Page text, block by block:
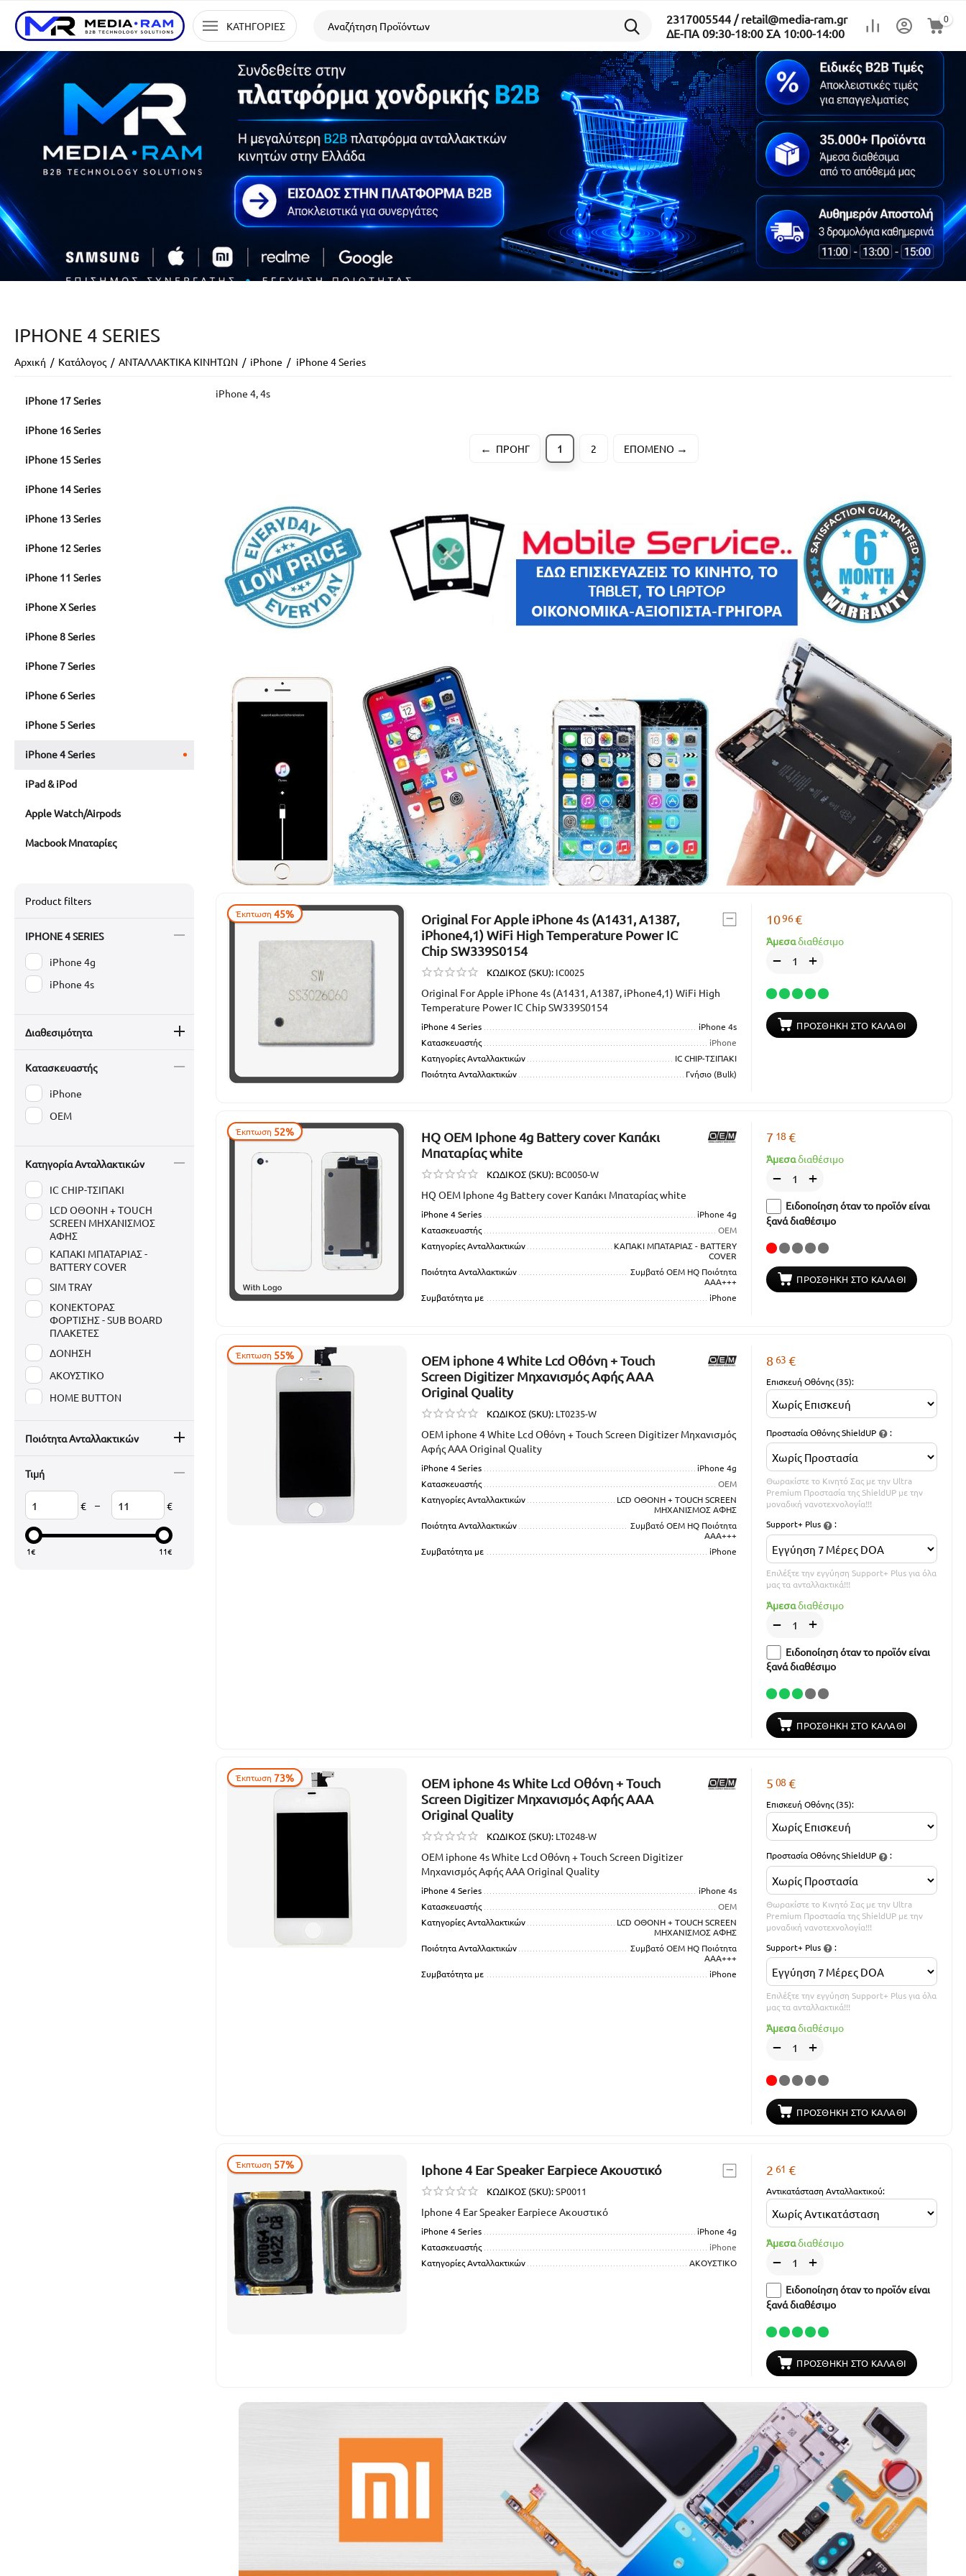
ΚΑΤΗΓΟΡΙΕΣ
2317005544 / retail@media-ram.gr
ΔΕ-ΠΑ 09:30-18:00 ΣΑ 10:00-14:00
0
IPHONE 4 SERIES
Αρχική / Κατάλογος / ΑΝΤΑΛΛΑΚΤΙΚΑ ΚΙΝΗΤΩΝ / iPhone / iPhone 4 Series
iPhone 4, 4s
ΠΡΟΗΓ 1 2 ΕΠΌΜΕΝΟ
Έκπτωση 45%
Original For Apple iPhone 4s (A1431, A1387,
iPhone4,1) WiFi High Temperature Power IC
Chip SW339S0154
ΚΩΔΙΚΟΣ (SKU): IC0025
Original For Apple iPhone 4s (A1431, A1387, iPhone4,1) WiFi High
Temperature Power IC Chip SW339S0154
iPhone 4 Series
iPhone 4s
Κατασκευαστής
iPhone
Κατηγορίες Ανταλλακτικών
IC CHIP-ΤΣΙΠΑΚΙ
Ποιότητα Ανταλλακτικών
Γνήσιο (Bulk)
1096€
Άμεσαδιαθέσιμο
+
−
ΠΡΟΣΘΉΚΗ ΣΤΟ ΚΑΛΆΘΙ
Έκπτωση 52%
HQ OEM Iphone 4g Battery cover Καπάκι
Μπαταρίας white
ΚΩΔΙΚΟΣ (SKU): BC0050-W
HQ OEM Iphone 4g Battery cover Καπάκι Μπαταρίας white
iPhone 4 Series
iPhone 4g
Κατασκευαστής
OEM
Κατηγορίες Ανταλλακτικών
ΚΑΠΑΚΙ ΜΠΑΤΑΡΙΑΣ - BATTERY
COVER
Ποιότητα Ανταλλακτικών
Συμβατό OEM HQ Ποιότητα
ΑΑΑ+++
Συμβατότητα με
iPhone
7 18 €
Άμεσαδιαθέσιμο
+
−
Ειδοποίηση όταν το προϊόν είναι
ξανά διαθέσιμο
ΠΡΟΣΘΉΚΗ ΣΤΟ ΚΑΛΆΘΙ
Έκπτωση 55%
OEM iphone 4 White Lcd Οθόνη + Touch
Screen Digitizer Μηχανισμός Αφής AAA
Original Quality
ΚΩΔΙΚΟΣ (SKU): LT0235-W
OEM iphone 4 White Lcd Οθόνη + Touch Screen Digitizer Μηχανισμός
Αφής AAA Original Quality
iPhone 4 Series
iPhone 4g
Κατασκευαστής
OEM
Κατηγορίες Ανταλλακτικών
LCD ΟΘΟΝΗ + TOUCH SCREEN
ΜΗΧΑΝΙΣΜΟΣ ΑΦΗΣ
Ποιότητα Ανταλλακτικών
Συμβατό OEM HQ Ποιότητα
ΑΑΑ+++
Συμβατότητα με
iPhone
8 63 €
Επισκευή Οθόνης (35):
Προστασία Οθόνης ShieldUP :
Θωρακίστε το Κινητό Σας με την Ultra
Premium Προστασία της ShieldUP με την
μοναδική νανοτεχνολογία!!!
Support+ Plus
:
Επιλέξτε την εγγύηση Support+ Plus για όλα
μας τα ανταλλακτικά!!!
Άμεσαδιαθέσιμο
+
−
Ειδοποίηση όταν το προϊόν είναι
ξανά διαθέσιμο
ΠΡΟΣΘΉΚΗ ΣΤΟ ΚΑΛΆΘΙ
Έκπτωση 73%
OEM iphone 4s White Lcd Οθόνη + Touch
Screen Digitizer Μηχανισμός Αφής AAA
Original Quality
ΚΩΔΙΚΟΣ (SKU): LT0248-W
OEM iphone 4s White Lcd Οθόνη + Touch Screen Digitizer
Μηχανισμός Αφής AAA Original Quality
iPhone 4 Series
iPhone 4s
Κατασκευαστής
OEM
Κατηγορίες Ανταλλακτικών
LCD ΟΘΟΝΗ + TOUCH SCREEN
ΜΗΧΑΝΙΣΜΟΣ ΑΦΗΣ
Ποιότητα Ανταλλακτικών
Συμβατό OEM HQ Ποιότητα
ΑΑΑ+++
Συμβατότητα με
iPhone
5 08 €
Επισκευή Οθόνης (35):
Προστασία Οθόνης ShieldUP :
Θωρακίστε το Κινητό Σας με την Ultra
Premium Προστασία της ShieldUP με την
μοναδική νανοτεχνολογία!!!
Support+ Plus
:
Επιλέξτε την εγγύηση Support+ Plus για όλα
μας τα ανταλλακτικά!!!
Άμεσαδιαθέσιμο
+
−
ΠΡΟΣΘΉΚΗ ΣΤΟ ΚΑΛΆΘΙ
Έκπτωση 57% Iphone 4 Ear Speaker Earpiece Ακουστικό
ΚΩΔΙΚΟΣ (SKU):SP0011
Iphone 4 Ear Speaker Earpiece Ακουστικό
iPhone 4 Series
iPhone 4g
Κατασκευαστής
iPhone
Κατηγορίες Ανταλλακτικών
ΑΚΟΥΣΤΙΚΟ
2 61 €
Αντικατάσταση Ανταλλακτικού:
Άμεσαδιαθέσιμο
+
−
Ειδοποίηση όταν το προϊόν είναι
ξανά διαθέσιμο
ΠΡΟΣΘΉΚΗ ΣΤΟ ΚΑΛΆΘΙ
iPhone 17 Series
iPhone 16 Series
iPhone 15 Series
iPhone 14 Series
iPhone 13 Series
iPhone 12 Series
iPhone 11 Series
iPhone X Series
iPhone 8 Series
iPhone 7 Series
iPhone 6 Series
iPhone 5 Series
iPhone 4 Series
iPad & iPod
Apple Watch/Airpods
Macbook Μπαταρίες
Product filters
IPHONE 4 SERIES
iPhone 4g
iPhone 4s
Διαθεσιμότητα
Κατασκευαστής
iPhone
OEM
Κατηγορία Ανταλλακτικών
IC CHIP-ΤΣΙΠΑΚΙ
LCD ΟΘΟΝΗ + TOUCH
SCREEN ΜΗΧΑΝΙΣΜΟΣ
ΑΦΗΣ
ΚΑΠΑΚΙ ΜΠΑΤΑΡΙΑΣ -
BATTERY COVER
SIM TRAY
ΚΟΝΕΚΤΟΡΑΣ
ΦΟΡΤΙΣΗΣ - SUB BOARD
ΠΛΑΚΕΤΕΣ
ΔΟΝΗΣΗ
ΑΚΟΥΣΤΙΚΟ
HOME BUTTON
Ποιότητα Ανταλλακτικών
Τιμή
€ – €
1€ 11€